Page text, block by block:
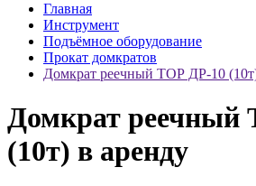
Главная
Инструмент
Подъёмное оборудование
Прокат домкратов
Домкрат реечный ТОР ДР-10
Домкрат
(10т) в аренду